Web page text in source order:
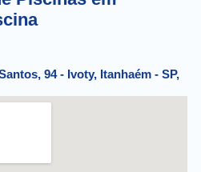
94 - Ivoty, Itanhaém - SP,